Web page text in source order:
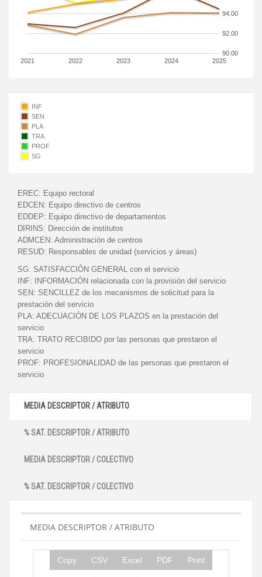
2021 2022 2023 2024 2025
90.00
92.00
94.00
INF
SEN
PLA
TRA
PROF
SG
EREC: Equipo rectoral
EDCEN: Equipo directivo de centros
EDDEP: Equipo directivo de departamentos
DIRINS: Dirección de institutos
ADMCEN: Administración de centros
RESUD: Responsables de unidad (servicios y áreas)
SG: SATISFACCIÓN GENERAL con el servicio
INF:
INFORMACIÓN relacionada con la provisión del servicio
SEN: SENCILLEZ de los mecanismos de solicitud para la
prestación del servicio
PLA: ADECUACIÓN DE LOS PLAZOS en la prestación del
servicio
TRA: TRATO RECIBIDO por las personas que prestaron el
servicio
PROF: PROFESIONALIDAD de las personas que prestaron el
servicio
MEDIA DESCRIPTOR / ATRIBUTO
% SAT. DESCRIPTOR / ATRIBUTO
MEDIA DESCRIPTOR / COLECTIVO
% SAT. DESCRIPTOR / COLECTIVO
MEDIA DESCRIPTOR / ATRIBUTO
Copy CSV Excel PDF Print